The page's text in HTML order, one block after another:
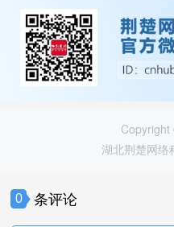
湖北荆楚网络
0 条评论